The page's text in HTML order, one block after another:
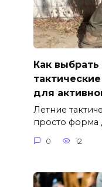
Как
для
Летние
просто форма
0 12